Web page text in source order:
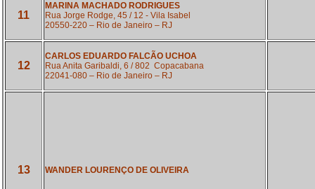
11
MARINA MACHADO RODRIGUES
Rua Jorge Rodge, 45 / 12 - Vila Isabel
20550-220 – Rio de Janeiro – RJ
12
CARLOS EDUARDO FALCÃO UCHOA
Rua Anita Garibaldi, 6 / 802 Copacabana
22041-080 – Rio de Janeiro – RJ
13 WANDER LOURENÇO DE OLIVEIRA